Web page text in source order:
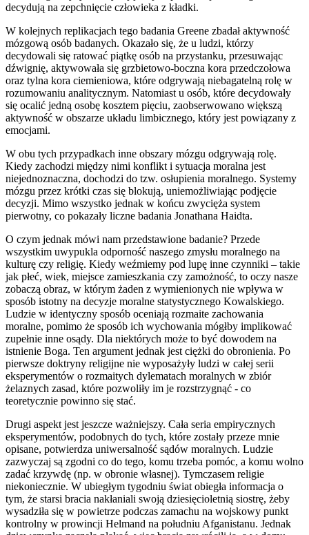
decydują na zepchnięcie człowieka z kładki.
W kolejnych replikacjach tego badania Greene zbadał aktywność
mózgową osób badanych. Okazało się, że u ludzi, którzy
decydowali się ratować piątkę osób na przystanku, przesuwając
dźwignię, aktywowała się grzbietowo-boczna kora przedczołowa
oraz tylna kora ciemieniowa, które odgrywają niebagatelną rolę w
rozumowaniu analitycznym. Natomiast u osób, które decydowały
się ocalić jedną osobę kosztem pięciu, zaobserwowano większą
aktywność w obszarze układu limbicznego, który jest powiązany z
emocjami.
W obu tych przypadkach inne obszary mózgu odgrywają rolę.
Kiedy zachodzi między nimi konflikt i sytuacja moralna jest
niejednoznaczna, dochodzi do tzw. osłupienia moralnego. Systemy
mózgu przez krótki czas się blokują, uniemożliwiając podjęcie
decyzji. Mimo wszystko jednak w końcu zwycięża system
pierwotny, co pokazały liczne badania Jonathana Haidta.
O czym jednak mówi nam przedstawione badanie? Przede
wszystkim uwypukla odporność naszego zmysłu moralnego na
kulturę czy religię. Kiedy weźmiemy pod lupę inne czynniki – takie
jak płeć, wiek, miejsce zamieszkania czy zamożność, to oczy nasze
zobaczą obraz, w którym żaden z wymienionych nie wpływa w
sposób istotny na decyzje moralne statystycznego Kowalskiego.
Ludzie w identyczny sposób oceniają rozmaite zachowania
moralne, pomimo że sposób ich wychowania mógłby implikować
zupełnie inne osądy. Dla niektórych może to być dowodem na
istnienie Boga. Ten argument jednak jest ciężki do obronienia. Po
pierwsze doktryny religijne nie wyposażyły ludzi w całej serii
eksperymentów o rozmaitych dylematach moralnych w zbiór
żelaznych zasad, które pozwoliły im je rozstrzygnąć - co
teoretycznie powinno się stać.
Drugi aspekt jest jeszcze ważniejszy. Cała seria empirycznych
eksperymentów, podobnych do tych, które zostały przeze mnie
opisane, potwierdza uniwersalność sądów moralnych. Ludzie
zazwyczaj są zgodni co do tego, komu trzeba pomóc, a komu wolno
zadać krzywdę (np. w obronie własnej). Tymczasem religie
niekoniecznie. W ubiegłym tygodniu świat obiegła informacja o
tym, że starsi bracia nakłaniali swoją dziesięcioletnią siostrę, żeby
wysadziła się w powietrze podczas zamachu na wojskowy punkt
kontrolny w prowincji Helmand na południu Afganistanu. Jednak